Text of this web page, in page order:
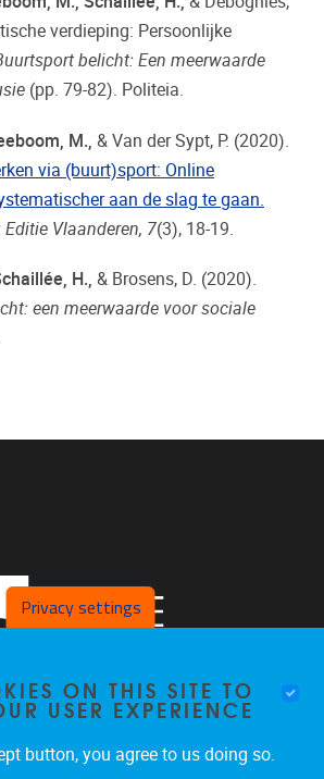
verdieping: Persoonlijke
belicht: Een meerwaarde
(pp. 79-82). Politeia.
M., & Van der Sypt, P. (2020).
via (buurt)sport: Online
aan de slag te gaan.
Vlaanderen, 7(3), 18-19.
H., & Brosens, D. (2020).
een meerwaarde voor sociale
Privacy settings
ON THIS SITE TO
USER EXPERIENCE
button, you agree to us doing so.